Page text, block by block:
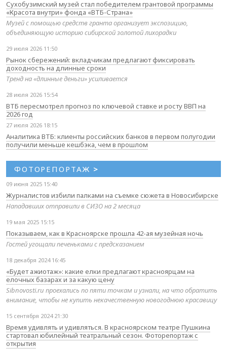
Сухобузимский музей стал победителем грантовой программы
«Красота внутри» фонда «ВТБ-Страна»
Музей с помощью средств гранта организует экспозицию,
объединяющую историю сибирской золотой лихорадки
29 июля 2026 11:50
Рынок сбережений: вкладчикам предлагают фиксировать
доходность на длинные сроки
Тренд на «длинные деньги» усиливается
28 июля 2026 15:54
ВТБ пересмотрел прогноз по ключевой ставке и росту ВВП на
2026 год
27 июля 2026 18:15
Аналитика ВТБ: клиенты российских банков в первом полугодии
получили меньше кешбэка, чем в прошлом
ФОТОРЕПОРТАЖ >
09 июня 2025 15:40
Журналистов избили палками на съемке сюжета в Новосибирске
Нападавших отправили в СИЗО на 2 месяца
19 мая 2025 15:15
Показываем, как в Красноярске прошла 42-ая музейная ночь
Гостей угощали печеньками с предсказанием
18 декабря 2024 16:45
«Будет ажиотаж»: какие елки предлагают красноярцам на
елочных базарах и за какую цену
Sibnovosti.ru проехались по пяти точкам и узнали, на что обратить
внимание, чтобы не купить некачественную новогоднюю красавицу
15 сентября 2024 21:30
Время удивлять и удивляться. В красноярском театре Пушкина
стартовал юбилейный театральный сезон. Фоторепортаж с
открытия